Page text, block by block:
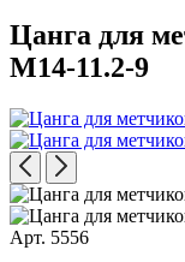
Цанга для
M14-11.2-9
Арт. 5556